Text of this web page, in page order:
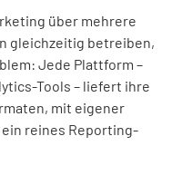
über mehrere
gleichzeitig betreiben,
Jede Plattform –
Tools – liefert ihre
mit eigener
reines Reporting-